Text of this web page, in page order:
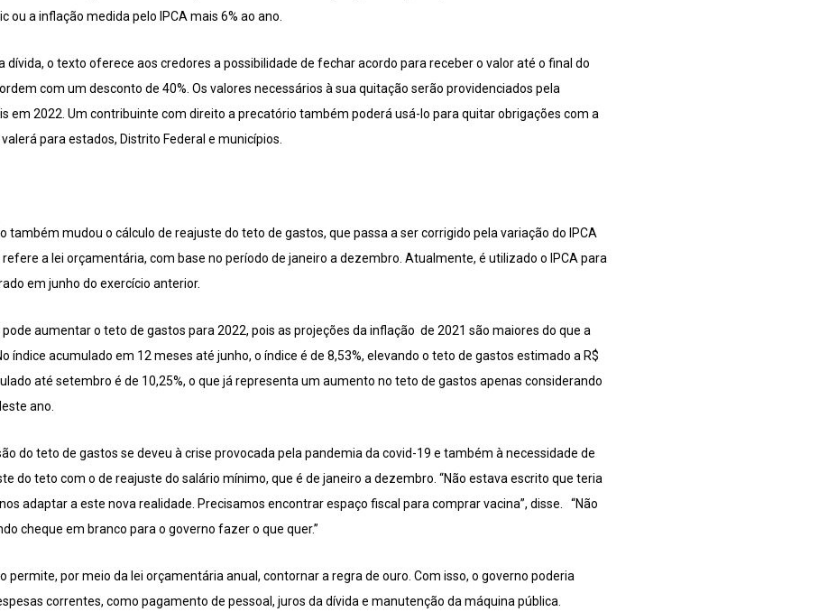
ou a inflação medida pelo IPCA mais 6% ao ano.
dívida, o texto oferece aos credores a possibilidade de fechar acordo para receber o valor até o final do
com um desconto de 40%. Os valores necessários à sua quitação serão providenciados pela
em 2022. Um contribuinte com direito a precatório também poderá usá-lo para quitar obrigações com a
para estados, Distrito Federal e municípios.
também mudou o cálculo de reajuste do teto de gastos, que passa a ser corrigido pela variação do IPCA
a lei orçamentária, com base no período de janeiro a dezembro. Atualmente, é utilizado o IPCA para
em junho do exercício anterior.
aumentar o teto de gastos para 2022, pois as projeções da inflação de 2021 são maiores do que a
índice acumulado em 12 meses até junho, o índice é de 8,53%, elevando o teto de gastos estimado a R$
até setembro é de 10,25%, o que já representa um aumento no teto de gastos apenas considerando
ano.
do teto de gastos se deveu à crise provocada pela pandemia da covid-19 e também à necessidade de
do teto com o de reajuste do salário mínimo, que é de janeiro a dezembro. “Não estava escrito que teria
adaptar a este nova realidade. Precisamos encontrar espaço fiscal para comprar vacina”, disse. “Não
cheque em branco para o governo fazer o que quer.”
permite, por meio da lei orçamentária anual, contornar a regra de ouro. Com isso, o governo poderia
correntes, como pagamento de pessoal, juros da dívida e manutenção da máquina pública.